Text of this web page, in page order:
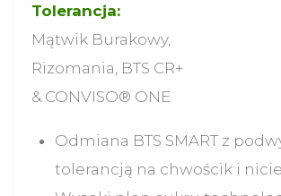
Tolerancja:
Mątwik Burakowy,
Rizomania, BTS CR+
& CONVISO® ONE
Odmiana BTS SMART z
tolerancją na chwościk i